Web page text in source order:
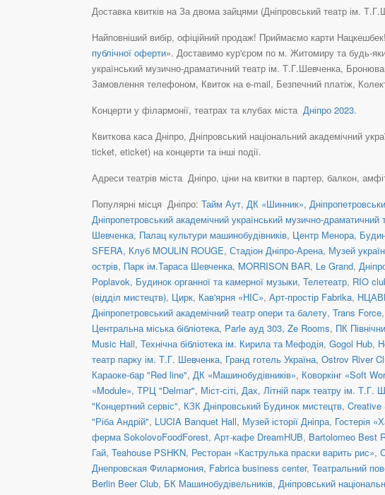
Доставка квитків на За двома зайцями (Дніпровський театр ім.
Найповніший вибір, офіційний продаж! Приймаємо карти
публічної оферти». Доставимо кур'єром по м. Житомиру та будь-
український музично-драматичний театр ім. Т.Г.Шевченка,
Замовлення телефоном, Квиток на e-mail, Безпечний платіж,
Концерти у філармонії, театрах та клубах міста Дніпро 2023.
Квиткова каса Дніпро, Дніпровський національний академічний
ticket, eticket) на концерти та інші події.
Адреси театрів міста Дніпро, ціни на квитки в партер, балкон,
Популярні місця Дніпро: Тайм Аут, ДК «Шинник»,
Дніпропетровський академічний український музично-
Шевченка, Палац культури машинобудівників, Центр Менора,
SFERA, Клуб MOULIN ROUGE, Стадіон Дніпро-Арена, Музей
острів, Парк ім.Тараса Шевченка, MORRISON BAR, Le Grand,
Poplavok, Будинок органної та камерної музыки, Телетеатр, RIO
(відділ мистецтв), Цирк, Кав'ярня «НІС», Арт-простір Fabrika,
Дніпропетровський академічний театр опери та балету, Trans Force,
Центральна міська бібліотека, Parle ауд 303, Ze Rooms, ПК
Music Hall, Технічна бібліотека ім. Кирила та Мефодія, Gogol Hub,
театр парку ім. Т.Г. Шевченка, Гранд готель Україна, Ostrov River
Караоке-бар "Red line", ДК «Машинобудівників», Коворкінг «Soft
«Module», ТРЦ "Delmar", Міст-сіті, Дах, Літній парк театру ім. Т.Г.
"Концертний сервіс", КЗК Дніпровський Будинок мистецтв, Creative
"Ріба Андрій", LUCIA Banquet Hall, Музей історії Дніпра, Гостерія
ферма SokolovoFoodForest, Арт-кафе DreamHUB, Bartolomeo Best
Гай, Teahouse PSHKN, Ресторан «Каструлька праски варить рис»,
Днепровская Филармония, Fabrica business center, Театральний
Berlin Beer Club, БК Машинобудівельників, Дніпровський